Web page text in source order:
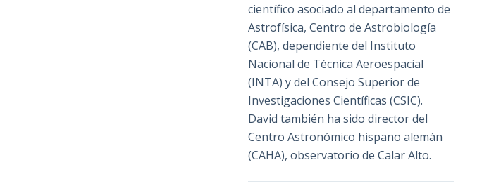
científico asociado al departamento de
Astrofísica, Centro de Astrobiología
(CAB), dependiente del Instituto
Nacional de Técnica Aeroespacial
(INTA) y del Consejo Superior de
Investigaciones Científicas (CSIC).
David también ha sido director del
Centro Astronómico hispano alemán
(CAHA), observatorio de Calar Alto.